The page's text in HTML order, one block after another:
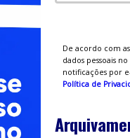
De acordo com
dados pessoais
notificações por
Política de